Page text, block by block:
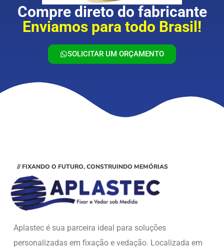
Compre direto do fabricante
Enviamos para todo Brasil!
SOLICITAR UM ORÇAMENTO
// FIXANDO O FUTURO, CONSTRUINDO MEMÓRIAS
Aplastec é sua parceira ideal para soluções
personalizadas em fixação e vedação. Localizada em